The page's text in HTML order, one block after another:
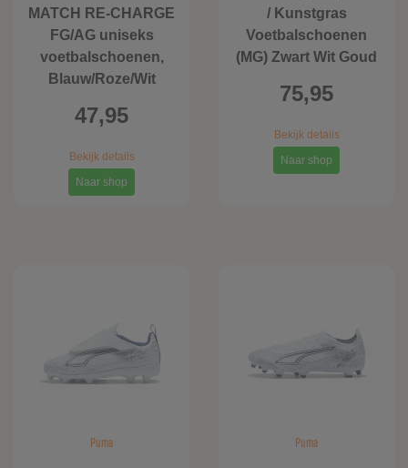
MATCH RE-CHARGE
FG/AG uniseks
voetbalschoenen,
Blauw/Roze/Wit
47,95
Bekijk details
Naar shop
/ Kunstgras
Voetbalschoenen
(MG) Zwart Wit Goud
75,95
Bekijk details
Naar shop
Puma Puma